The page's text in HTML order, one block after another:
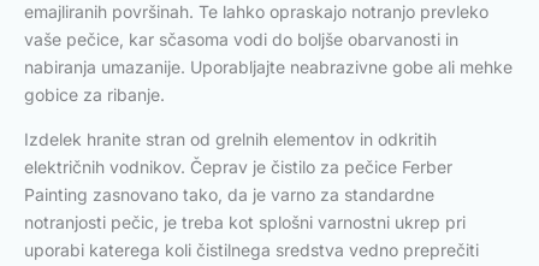
emajliranih površinah. Te lahko opraskajo notranjo prevleko
vaše pečice, kar sčasoma vodi do boljše obarvanosti in
nabiranja umazanije. Uporabljajte neabrazivne gobe ali mehke
gobice za ribanje.
Izdelek hranite stran od grelnih elementov in odkritih
električnih vodnikov. Čeprav je čistilo za pečice Ferber
Painting zasnovano tako, da je varno za standardne
notranjosti pečic, je treba kot splošni varnostni ukrep pri
uporabi katerega koli čistilnega sredstva vedno preprečiti